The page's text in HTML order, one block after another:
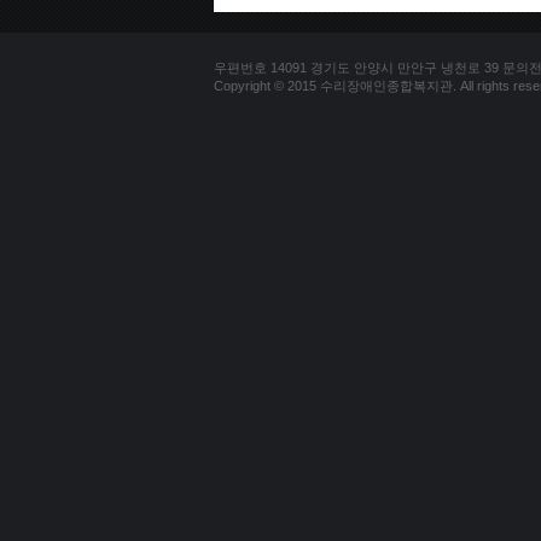
우편번호 14091 경기도 안양시 만안구 냉천로 39 문의
Copyright © 2015 수리장애인종합복지관. All rights